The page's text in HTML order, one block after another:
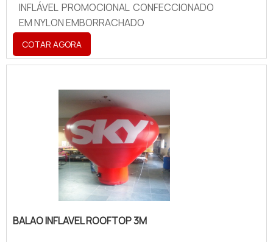
INFLÁVEL PROMOCIONAL CONFECCIONADO
EM NYLON EMBORRACHADO
COTAR AGORA
BALAO INFLAVEL ROOFTOP 3M